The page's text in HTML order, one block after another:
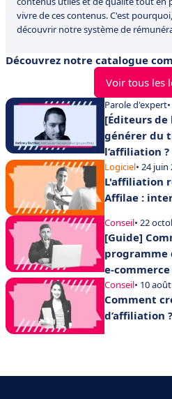
vivre de ces contenus. C'est
découvrir notre système de
Découvrez notre catalogue
Voir tous les
Parole d'expert
[Éditeurs
générer du
l’affiliation ?
Logiciel• 24 juin
L'affiliation
Affilae :
Conseil• 22
[Guide]
programme
e-commerce
Conseil• 10
Comment
d’affiliation ?